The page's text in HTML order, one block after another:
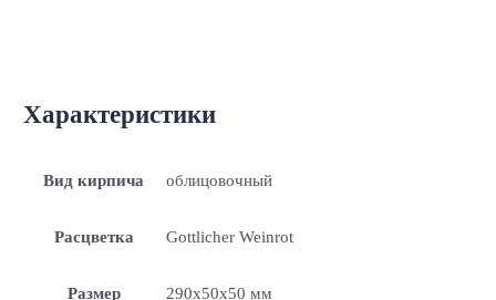
Характеристики
Вид кирпича облицовочный
Расцветка Gottlicher Weinrot
Размер 290x50x50 мм